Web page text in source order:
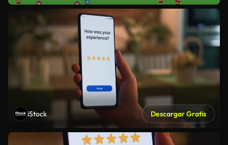
iStock Descargar Gratis